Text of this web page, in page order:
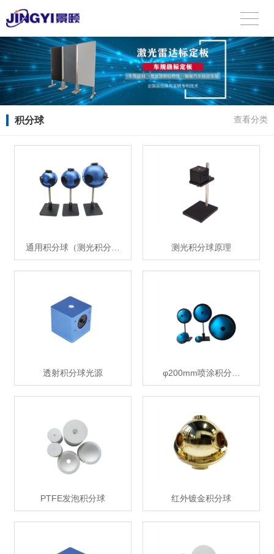
积分球 查看分类
通用积分球（测光积分… 测光积分球原理
透射积分球光源 φ200mm喷涂积分…
PTFE发泡积分球 红外镀金积分球